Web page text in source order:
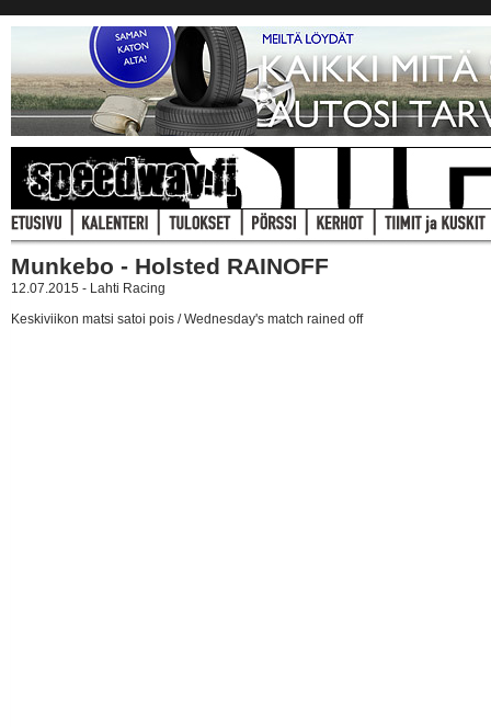
Munkebo - Holsted RAINOFF
12.07.2015 - Lahti Racing
Keskiviikon matsi satoi pois / Wednesday's match rained off